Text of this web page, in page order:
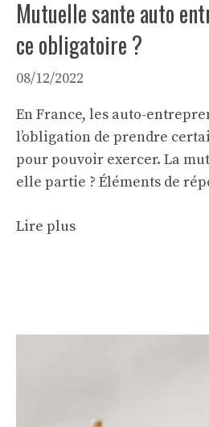
Mutuelle sante auto
ce obligatoire ?
08/12/2022
En France, les auto-
l’obligation de prendre
pour pouvoir exercer. La
elle partie ? Éléments de
Lire plus